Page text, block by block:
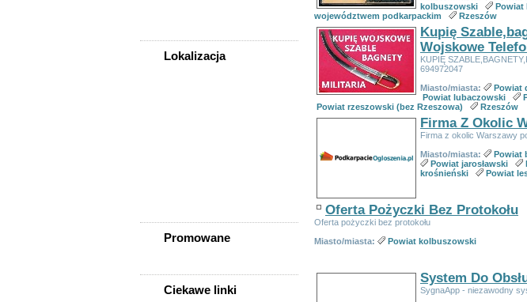
Lokalizacja
Promowane
Ciekawe linki
kolbuszowski
Powiat
województwem podkarpackim
Rzeszów
Kupię
Wojskowe
KUPIĘ
694972047
Miasto/miasta:
Powiat
Powiat lubaczowski
Powiat rzeszowski (bez Rzeszowa)
Rzeszów
Firma Z Okolic
Firma z okolic Warszawy
Miasto/miasta:
Powiat
Powiat jarosławski
krośnieński
Powiat
Oferta Pożyczki Bez Protokołu
Oferta pożyczki bez protokołu
Miasto/miasta:
Powiat kolbuszowski
System Do
SygnaApp - niezawodny